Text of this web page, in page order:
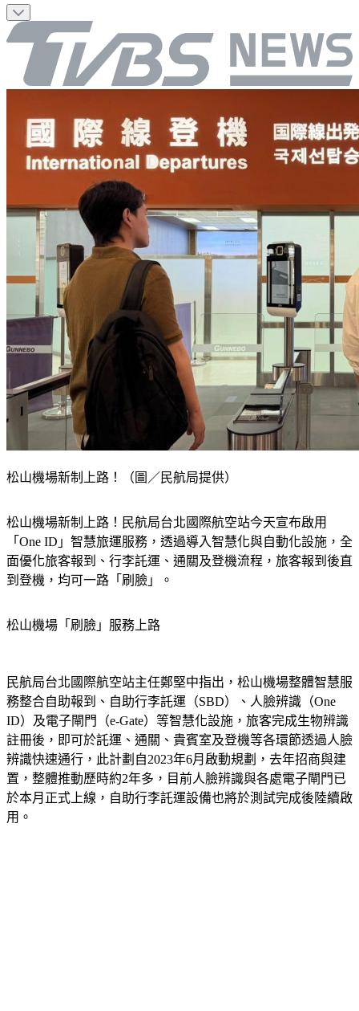
松山機場新制上路！（圖／民航局提供）
松山機場新制上路！民航局台北國際航空站今天宣布啟用
「One ID」智慧旅運服務，透過導入智慧化與自動化設施，全
面優化旅客報到、行李託運、通關及登機流程，旅客報到後直
到登機，均可一路「刷臉」。
松山機場「刷臉」服務上路
民航局台北國際航空站主任鄭堅中指出，松山機場整體智慧服
務整合自助報到、自助行李託運（SBD）、人臉辨識（One
ID）及電子閘門（e-Gate）等智慧化設施，旅客完成生物辨識
註冊後，即可於託運、通關、貴賓室及登機等各環節透過人臉
辨識快速通行，此計劃自2023年6月啟動規劃，去年招商與建
置，整體推動歷時約2年多，目前人臉辨識與各處電子閘門已
於本月正式上線，自助行李託運設備也將於測試完成後陸續啟
用。